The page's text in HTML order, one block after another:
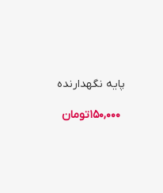
پایه نگهدارنده
150,000تومان